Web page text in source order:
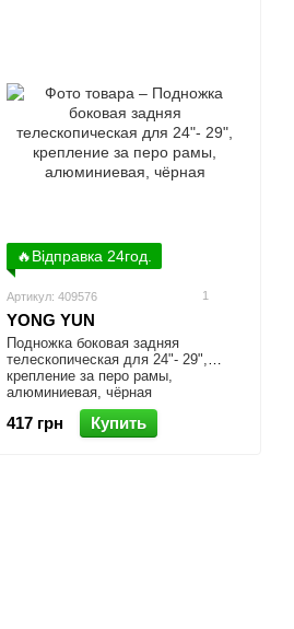
🔥Відправка 24год.
Артикул: 409576 1
YONG YUN
Подножка боковая задняя
телескопическая для 24"- 29",
крепление за перо рамы,
алюминиевая, чёрная
417 грн Купить